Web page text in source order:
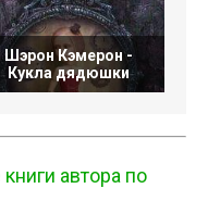
Шэрон Кэмерон -
Кукла дядюшки
автора по